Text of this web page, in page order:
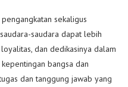
sekaligus
saudara dapat lebih
dan dedikasinya dalam
bangsa dan
dan tanggung jawab yang